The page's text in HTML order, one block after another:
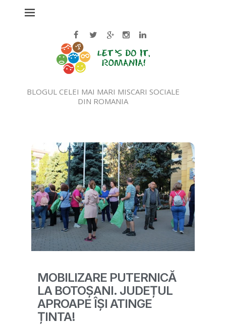
BLOGUL CELEI MAI MARI MISCARI SOCIALE
DIN ROMANIA
MOBILIZARE PUTERNICĂ
LA BOTOȘANI. JUDEȚUL
APROAPE ÎȘI ATINGE
ȚINTA!